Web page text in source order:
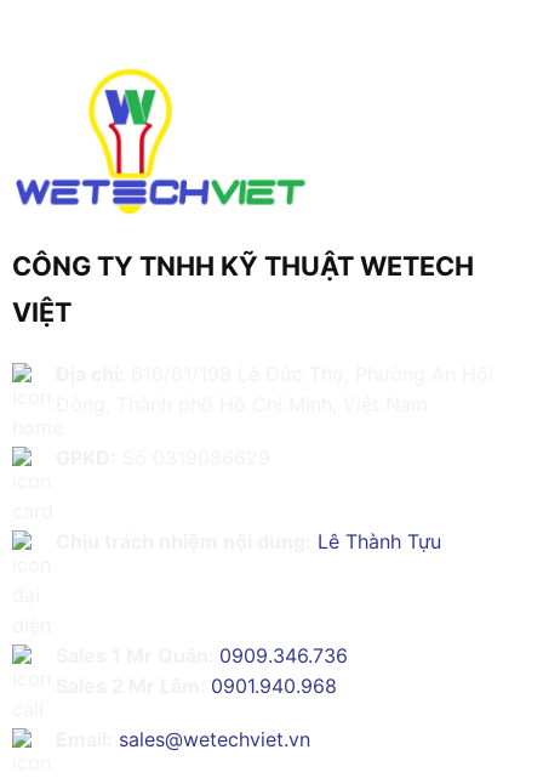
CÔNG TY TNHH KỸ THUẬT WETECH
VIỆT
Lê Thành Tựu
0909.346.736
0901.940.968
sales@wetechviet.vn